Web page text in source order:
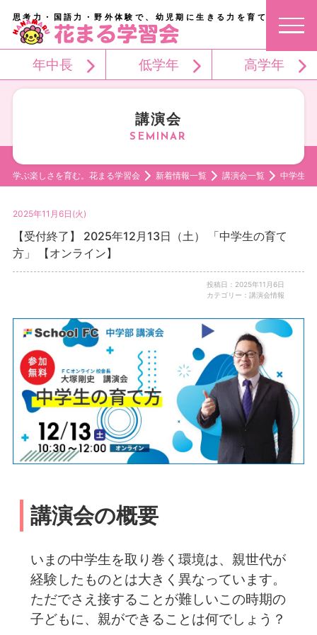
思考力・国語力・野外体験で、幼児期に生きる力を育てる。
年中長 低学年 高学年
講演会
学ぶ楽しさを育む。花まる学習会 新着情報一覧 講演会一覧 中学生の
2025年11月6日(火)
【受付終了】 2025年12月13日（土） 「中学生の育て
方」 【オンライン】
投稿日：2025年11月6日
カテゴリー：講演会情報
講演会の概要
いまの中学生を取り巻く環境は、親世代が
経験したものとは大きく異なっています。
ただでさえ接することが難しいこの時期の
子どもに、親ができることは何でしょう？